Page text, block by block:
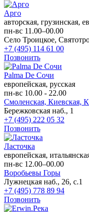
Арго
авторская, грузинская,
пн-вс 11.00–00.00
Село Троицкое,
+7 (495) 114 61 00
Позвонить
Palma De Сочи
европейская, русская
пн-вс 10.00 - 22.00
Смоленская, Киевская,
Бережковская наб., 1
+7 (495) 222 05 32
Позвонить
Ласточка
европейская,
пн-вс 12.00–00.00
Воробьевы Горы
Лужнецкая наб., 26, с.1
+7 (495) 778 89 94
Позвонить